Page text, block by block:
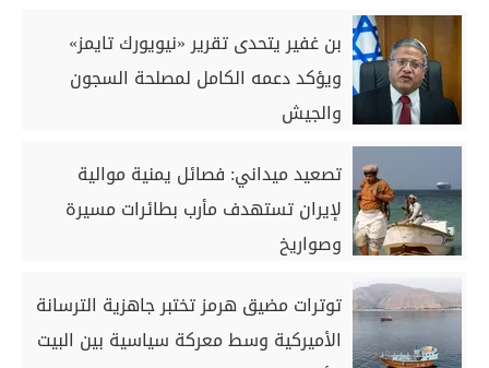
بن غفير يتحدى تقرير «نيويورك تايمز»
ويؤكد دعمه الكامل لمصلحة السجون
والجيش
تصعيد ميداني: فصائل يمنية موالية
لإيران تستهدف مأرب بطائرات مسيرة
وصواريخ
توترات مضيق هرمز تختبر جاهزية الترسانة
الأميركية وسط معركة سياسية بين البيت